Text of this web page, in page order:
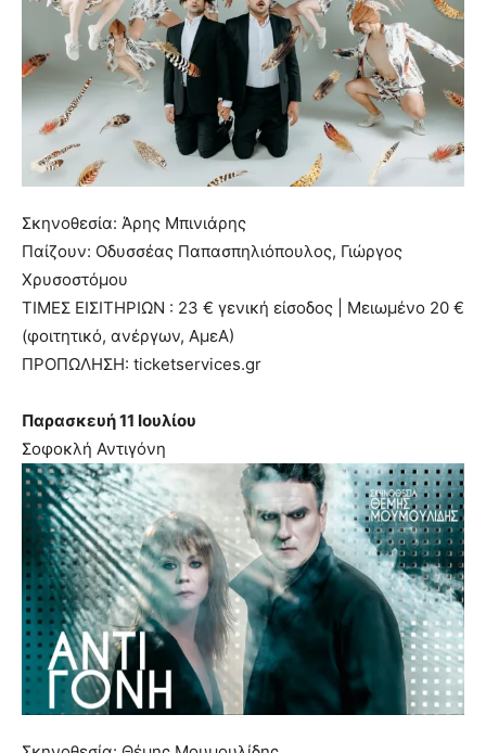
Σκηνοθεσία: Άρης Μπινιάρης
Παίζουν: Οδυσσέας Παπασπηλιόπουλος, Γιώργος
Χρυσοστόμου
ΤΙΜΕΣ ΕΙΣΙΤΗΡΙΩΝ : 23 € γενική είσοδος | Μειωμένο 20 €
(φοιτητικό, ανέργων, ΑμεΑ)
ΠΡΟΠΩΛΗΣΗ: ticketservices.gr
Παρασκευή 11 Ιουλίου
Σοφοκλή Αντιγόνη